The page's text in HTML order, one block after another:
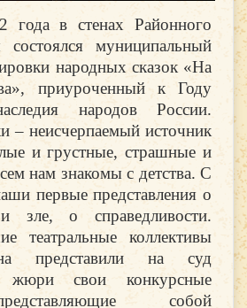
года в стенах Районного
муниципальный
народных сказок «На
приуроченный к Году
народов России.
– неисчерпаемый источник
и грустные, страшные и
нам знакомы с детства. С
первые представления о
зле, о справедливости.
театральные коллективы
представили на суд
жюри свои конкурсные
собой